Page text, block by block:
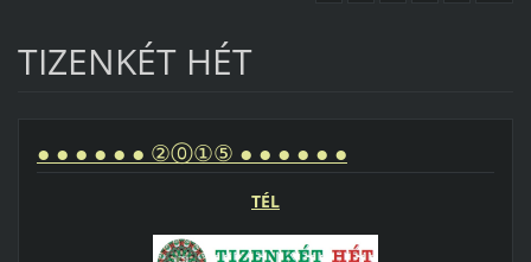
TIZENKÉT HÉT
● ● ● ● ● ● ②⓪①⑤ ● ● ● ● ● ●
TÉL